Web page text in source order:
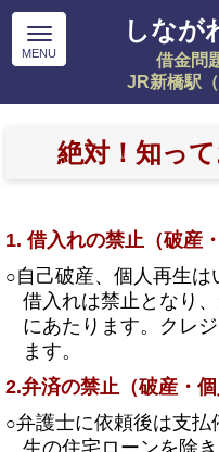
しなが
借金問
JR新橋駅
絶対！知っ
1. 借入れの禁止（破産
○自己破産、個人再生
借入れは禁止となり
にあたります。クレ
ます。
2.弁済の禁止（破産・個
○弁護士に依頼後は支
生の住宅ローンを除